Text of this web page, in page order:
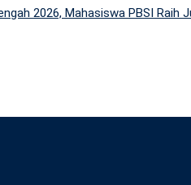
2026, Mahasiswa PBSI Raih